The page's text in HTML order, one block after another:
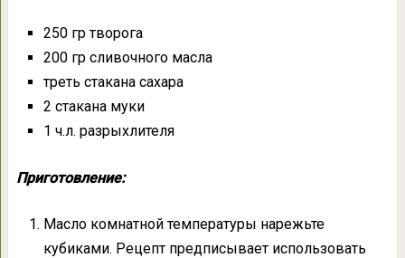
250 гр творога
200 гр сливочного масла
треть стакана сахара
2 стакана муки
1 ч.л. разрыхлителя
Приготовление:
Масло комнатной температуры нарежьте
кубиками. Рецепт предписывает использовать